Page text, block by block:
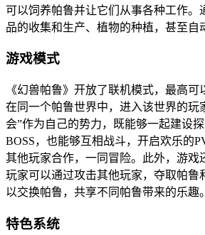
可以饲养帕鲁并让它们从事各种工作。
品的收集和生产、植物的种植，甚至自
游戏模式
《幻兽帕鲁》开放了联机模式，最高可
在同一个帕鲁世界中，进入该世界的玩
会”作为自己的势力，既能够一起建设
BOSS，也能够互相战斗，开启欢乐的
其他玩家合作，一同冒险。此外，游戏
玩家可以通过攻击其他玩家，夺取帕鲁
以交换帕鲁，共享不同帕鲁带来的乐趣。
特色系统